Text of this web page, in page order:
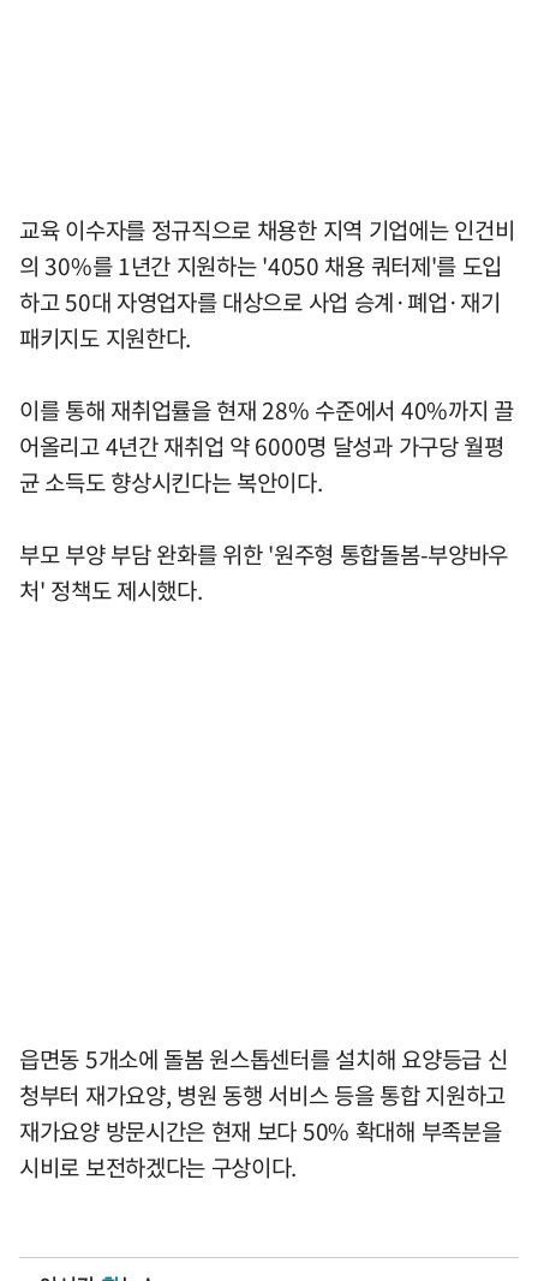
교육 이수자를 정규직으로 채용한 지역 기업에는 인건비
의 30%를 1년간 지원하는 '4050 채용 쿼터제'를 도입
하고 50대 자영업자를 대상으로 사업 승계·폐업·재기
패키지도 지원한다.
이를 통해 재취업률을 현재 28% 수준에서 40%까지 끌
어올리고 4년간 재취업 약 6000명 달성과 가구당 월평
균 소득도 향상시킨다는 복안이다.
부모 부양 부담 완화를 위한 '원주형 통합돌봄-부양바우
처' 정책도 제시했다.
읍면동 5개소에 돌봄 원스톱센터를 설치해 요양등급 신
청부터 재가요양, 병원 동행 서비스 등을 통합 지원하고
재가요양 방문시간은 현재 보다 50% 확대해 부족분을
시비로 보전하겠다는 구상이다.